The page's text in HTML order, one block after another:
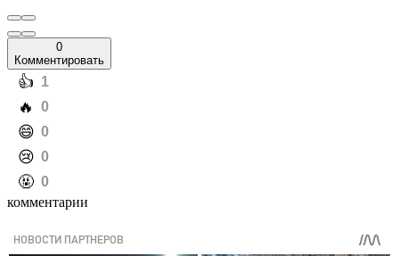
0
Комментировать
️👍 1
️🔥 0
️😄 0
️😢 0
️🤬 0
комментарии